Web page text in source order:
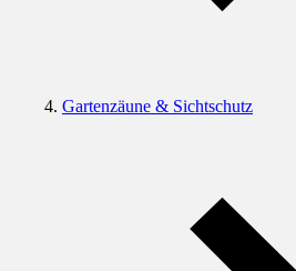
Gartenzäune & Sichtschutz